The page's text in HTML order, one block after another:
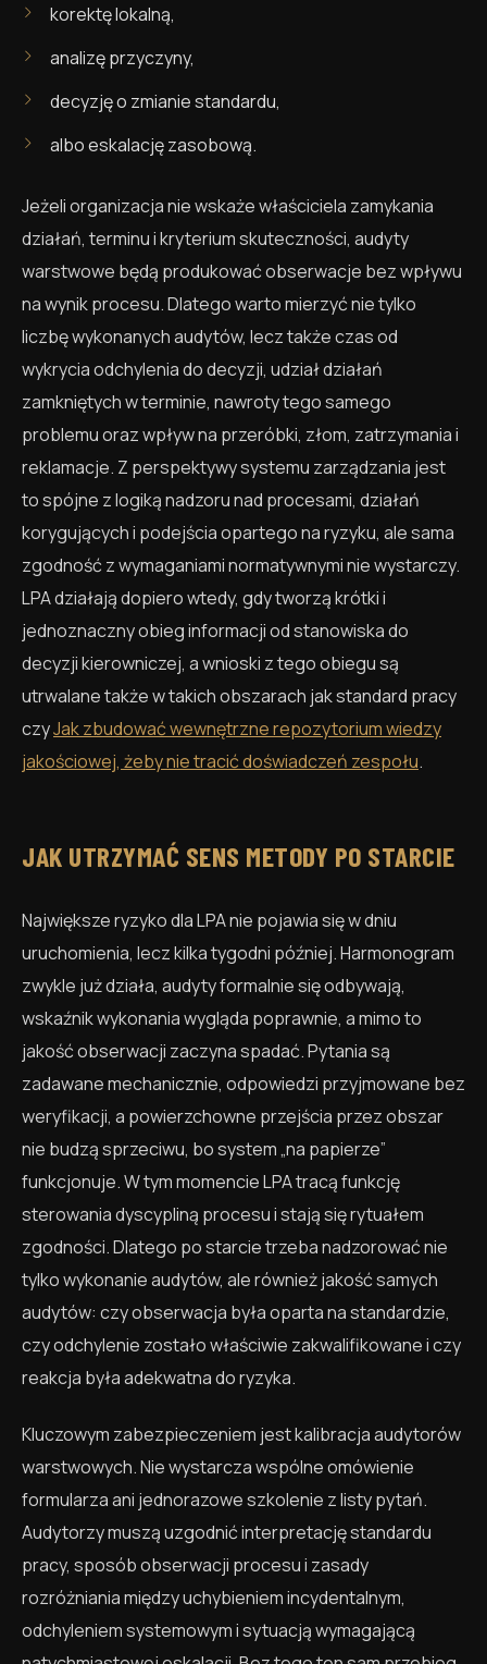
korektę lokalną,
analizę przyczyny,
decyzję o zmianie standardu,
albo eskalację zasobową.
Jeżeli organizacja nie wskaże właściciela zamykania
działań, terminu i kryterium skuteczności, audyty
warstwowe będą produkować obserwacje bez wpływu
na wynik procesu. Dlatego warto mierzyć nie tylko
liczbę wykonanych audytów, lecz także czas od
wykrycia odchylenia do decyzji, udział działań
zamkniętych w terminie, nawroty tego samego
problemu oraz wpływ na przeróbki, złom, zatrzymania i
reklamacje. Z perspektywy systemu zarządzania jest
to spójne z logiką nadzoru nad procesami, działań
korygujących i podejścia opartego na ryzyku, ale sama
zgodność z wymaganiami normatywnymi nie wystarczy.
LPA działają dopiero wtedy, gdy tworzą krótki i
jednoznaczny obieg informacji od stanowiska do
decyzji kierowniczej, a wnioski z tego obiegu są
utrwalane także w takich obszarach jak standard pracy
czyJak zbudować wewnętrzne repozytorium wiedzy
jakościowej, żeby nie tracić doświadczeń zespołu.
JAK UTRZYMAĆ SENS METODY PO STARCIE
Największe ryzyko dla LPA nie pojawia się w dniu
uruchomienia, lecz kilka tygodni później. Harmonogram
zwykle już działa, audyty formalnie się odbywają,
wskaźnik wykonania wygląda poprawnie, a mimo to
jakość obserwacji zaczyna spadać. Pytania są
zadawane mechanicznie, odpowiedzi przyjmowane bez
weryfikacji, a powierzchowne przejścia przez obszar
nie budzą sprzeciwu, bo system „na papierze”
funkcjonuje. W tym momencie LPA tracą funkcję
sterowania dyscypliną procesu i stają się rytuałem
zgodności. Dlatego po starcie trzeba nadzorować nie
tylko wykonanie audytów, ale również jakość samych
audytów: czy obserwacja była oparta na standardzie,
czy odchylenie zostało właściwie zakwalifikowane i czy
reakcja była adekwatna do ryzyka.
Kluczowym zabezpieczeniem jest kalibracja audytorów
warstwowych. Nie wystarcza wspólne omówienie
formularza ani jednorazowe szkolenie z listy pytań.
Audytorzy muszą uzgodnić interpretację standardu
pracy, sposób obserwacji procesu i zasady
rozróżniania między uchybieniem incydentalnym,
odchyleniem systemowym i sytuacją wymagającą